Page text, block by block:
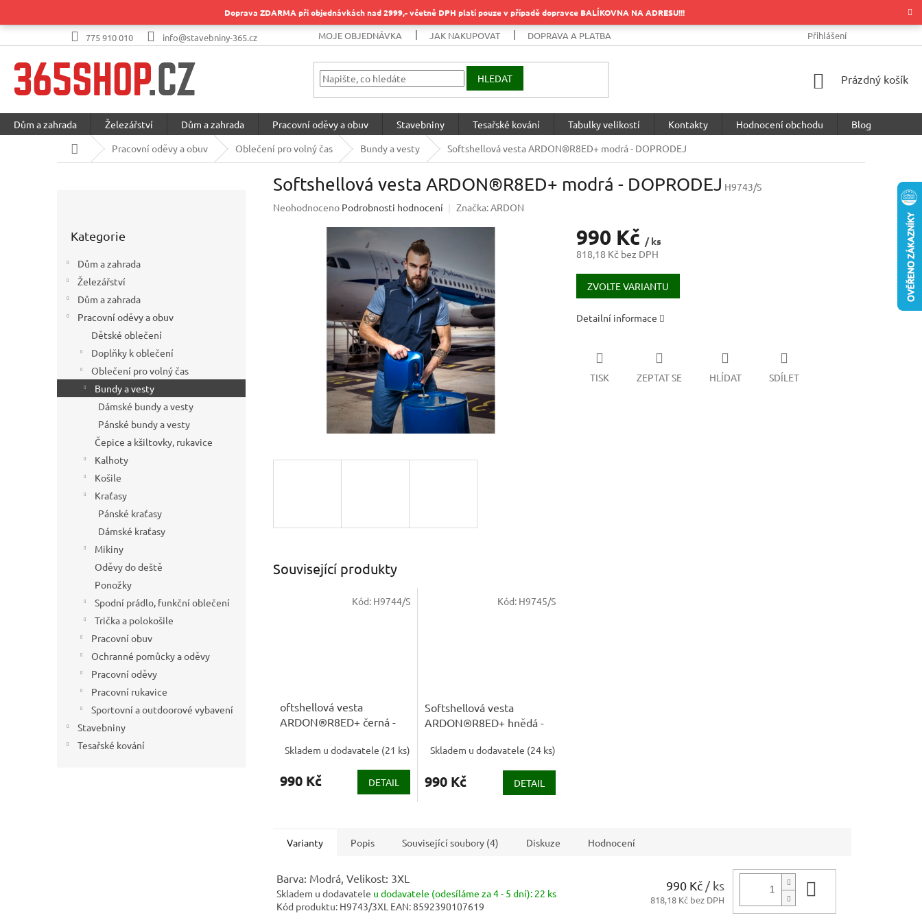
Doprava ZDARMA při objednávkách nad 2999,- včetně DPH platí pouze v případě dopravce BALÍKOVNA NA ADRESU!!!
775 910 010 info@stavebniny-365.cz MOJE OBJEDNÁVKA JAK NAKUPOVAT DOPRAVA A PLATBA PODMÍNKY OCHRANY OSOBNÍCH
Přihlášení
HLEDAT
NÁKUPNÍ
Prázdný košík
Dům a zahrada Železářství Dům a zahrada Pracovní oděvy a obuv Stavebniny Tesařské kování Tabulky velikostí Kontakty Hodnocení obchodu
Blog
Domů
Pracovní oděvy a obuv Oblečení pro volný čas Bundy a vesty Softshellová vesta ARDON®R8ED+ modrá - DOPRODEJ
e
l
kategorie
Kategorie
Dům a zahrada
Železářství
Dům a zahrada
Pracovní oděvy a obuv
Dětské oblečení
Doplňky k oblečení
Oblečení pro volný čas
Bundy a vesty
Dámské bundy a vesty
Pánské bundy a vesty
Čepice a kšiltovky, rukavice
Kalhoty
Košile
Kraťasy
Pánské kraťasy
Dámské kraťasy
Mikiny
Oděvy do deště
Ponožky
Spodní prádlo, funkční oblečení
Trička a polokošile
Pracovní obuv
Ochranné pomůcky a oděvy
Pracovní oděvy
Pracovní rukavice
Sportovní a outdoorové vybavení
Stavebniny
Tesařské kování
Softshellová vesta ARDON®R8ED+ modrá - DOPRODEJ H9743/S
Průměrné
Neohodnoceno Podrobnosti hodnocení Značka:ARDON
990 Kč / ks
818,18 Kč bez DPH
Měrná
cena:
ZVOLTE VARIANTU
Detailní informace
TISK ZEPTAT SE HLÍDAT SDÍLET
Související produkty
oftshellová vesta
ARDON®R8ED+ černá -
Skladem u dodavatele (21 ks)
990 Kč DETAIL
Kód: H9744/S
Softshellová vesta
ARDON®R8ED+ hnědá -
Skladem u dodavatele (24 ks)
990 Kč DETAIL
Kód: H9745/S
Varianty Popis Související soubory (4) Diskuze Hodnocení
Barva: Modrá, Velikost: 3XL
Skladem u dodavatele u dodavatele (odesíláme za 4 - 5 dní): 22 ks
Kód produktu: H9743/3XL EAN:8592390107619
990 Kč / ks
818,18 Kč bez DPH